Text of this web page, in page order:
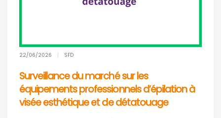
22/06/2026 SFD
Surveillance du marché sur les
équipements professionnels d’épilation à
visée esthétique et de détatouage